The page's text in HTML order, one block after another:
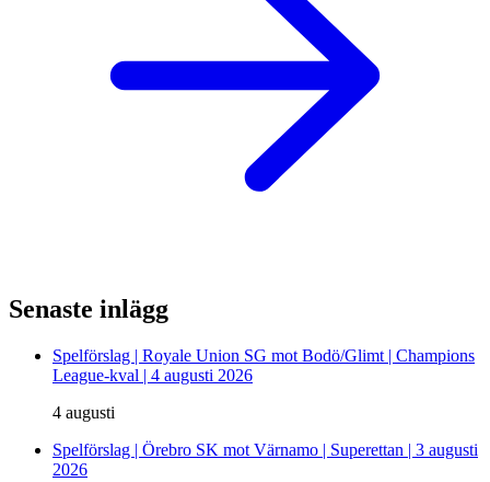
Senaste inlägg
Spelförslag | Royale Union SG mot Bodö/Glimt | Champions
League-kval | 4 augusti 2026
4 augusti
Spelförslag | Örebro SK mot Värnamo | Superettan | 3 augusti
2026